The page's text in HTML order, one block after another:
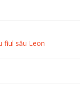
fiul său Leon